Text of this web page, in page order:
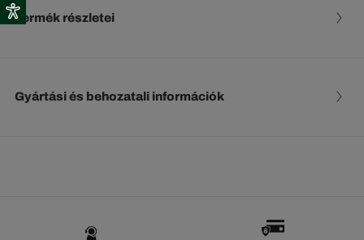
Termék részletei
Gyártási és behozatali információk